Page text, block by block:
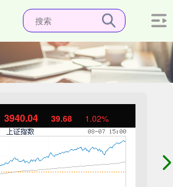
3940.04 39.68 1.02%